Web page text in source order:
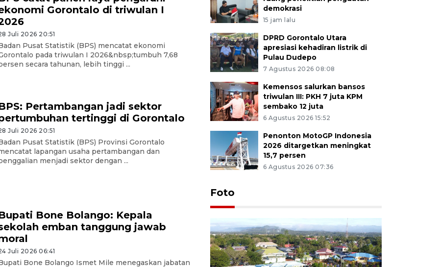
Gorontalo di triwulan I
Juli 2026 20:51
Pusat Statistik (BPS) mencatat ekonomi
pada triwulan I 2026&nbsp;tumbuh 7,68
secara tahunan, lebih tinggi ...
Pertambangan jadi sektor
tertinggi di Gorontalo
Juli 2026 20:51
Pusat Statistik (BPS) Provinsi Gorontalo
lapangan usaha pertambangan dan
menjadi sektor dengan ...
Bone Bolango: Kepala
emban tanggung jawab
Juli 2026 06:41
Bone Bolango Ismet Mile menegaskan jabatan
demokrasi
15 jam lalu
DPRD Gorontalo Utara
apresiasi kehadiran listrik di
Pulau Dudepo
7 Agustus 2026 08:08
Kemensos salurkan bansos
triwulan III: PKH 7 juta KPM
sembako 12 juta
6 Agustus 2026 15:52
Penonton MotoGP Indonesia
2026 ditargetkan meningkat
15,7 persen
6 Agustus 2026 07:36
Foto